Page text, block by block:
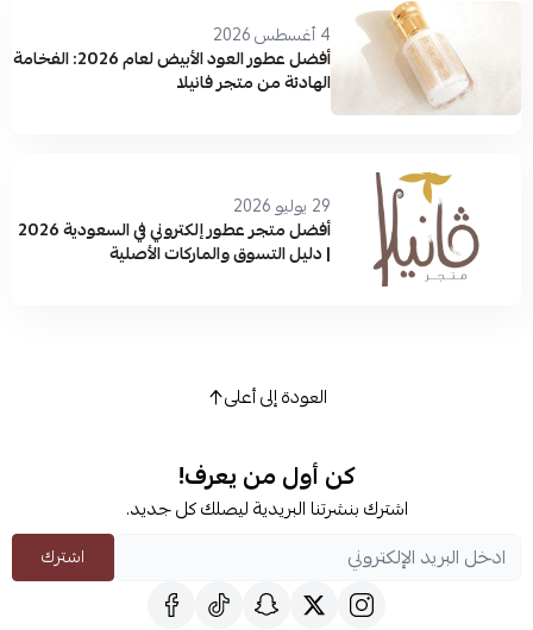
4 أغسطس 2026
أفضل عطور العود الأبيض لعام 2026: الفخامة
الهادئة من متجر فانيلا
29 يوليو 2026
أفضل متجر عطور إلكتروني في السعودية 2026
| دليل التسوق والماركات الأصلية
العودة إلى أعلى
كن أول من يعرف!
اشترك بنشرتنا البريدية ليصلك كل جديد.
اشترك